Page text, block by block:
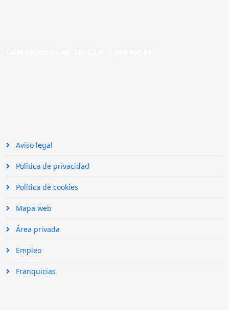
Aviso legal
Política de privacidad
Política de cookies
Mapa web
Área privada
Empleo
Franquicias